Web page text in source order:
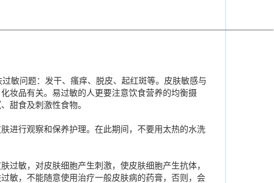
敏问题：发干、瘙痒、脱皮、起红斑等。皮肤敏感与
妆品有关。易过敏的人更要注意饮食营养的均衡摄
甜食及刺激性食物。
进行观察和保养护理。在此期间，不要用太热的水洗
过敏，对皮肤细胞产生刺激，使皮肤细胞产生抗体，
敏，不能随意使用治疗一般皮肤病的药膏，否则，会